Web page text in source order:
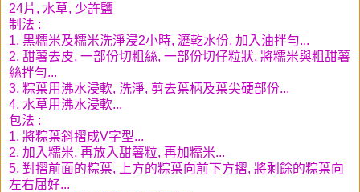
24片, 水草, 少許鹽
制法 :
1. 黑糯米及糯米洗淨浸2小時, 瀝乾水份, 加入油拌勻...
2. 甜薯去皮, 一部份切粗絲, 一部份切仔粒狀, 將糯米與粗甜薯
絲拌勻...
3. 粽葉用沸水浸軟, 洗淨, 剪去葉柄及葉尖硬部份...
4. 水草用沸水浸軟...
包法 :
1. 將粽葉斜摺成V字型...
2. 加入糯米, 再放入甜薯粒, 再加糯米...
5. 對摺前面的粽葉, 上方的粽葉向前下方摺, 將剩餘的粽葉向
左右屈好...